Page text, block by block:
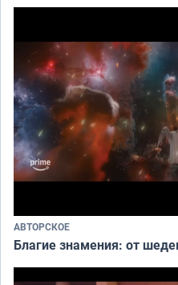
АВТОРСКОЕ
Благие знамения: от